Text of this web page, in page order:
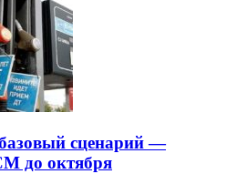
сценарий —
до октября